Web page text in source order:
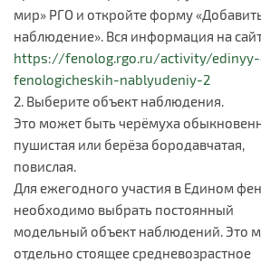
мир» РГО и откройте форму
наблюдение». Вся информация на
https://fenolog.rgo.ru/activity/
fenologicheskih-nablyudeniy-2
2. Выберите объект наблюдения.
Это может быть черёмуха
пушистая или берёза бородавчатая,
повислая.
Для ежегодного участия в Едином
необходимо выбрать постоянный
модельный объект наблюдений. Это
отдельно стоящее средневозрастное